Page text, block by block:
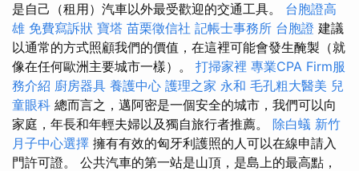
是自己（租用）汽車以外最受歡迎的交通工具。 台胞證高
雄 免費寫訴狀 寶塔 苗栗徵信社 記帳士事務所 台胞證 建議
以通常的方式照顧我們的價值，在這裡可能會發生醃製（就
像在任何歐洲主要城市一樣）。 打掃家裡 專業CPA Firm服
務介紹 廚房器具 養護中心 護理之家 永和 毛孔粗大醫美 兒
童眼科 總而言之，邁阿密是一個安全的城市，我們可以向
家庭，年長和年輕夫婦以及獨自旅行者推薦。 除白蟻 新竹
月子中心選擇 擁有有效的匈牙利護照的人可以在線申請入
門許可證。 公共汽車的第一站是山頂，是島上的最高點，